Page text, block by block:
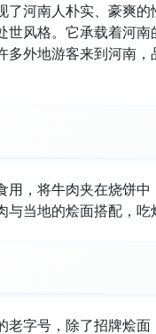
了河南人朴实、豪爽
风格。它承载着河
多外地游客来到河南
用，将牛肉夹在烧饼
当地的烩面搭配，吃
老字号，除了招牌烩